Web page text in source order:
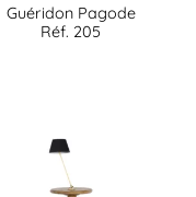
Guéridon Pagode
Réf. 205